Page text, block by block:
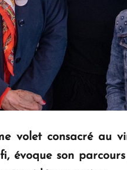
volet consacré au
évoque son